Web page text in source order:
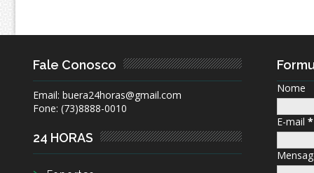
Fale Conosco
Email: buera24horas@gmail.com
Fone: (73)8888-0010
24 HORAS
Nome
E-mail *